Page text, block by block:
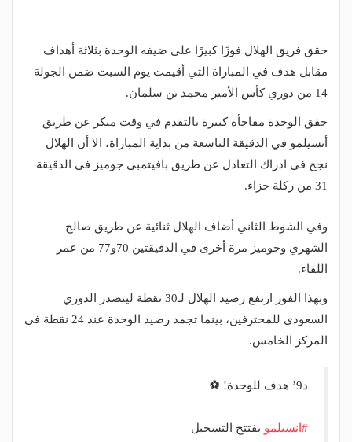
حقق فريق الهلال فوزًا كبيرًا على ضيفه الوحدة بثلاثة أهداف
مقابل هدف في المباراة التي أقيمت يوم السبت ضمن الجولة
14 من دوري كأس الأمير محمد بن سلمان.
حقق الوحدة مفاجأة كبيرة بالتقدم في وقت مبكر عن طريق
أنسيلمو في الدقيقة التاسعة من بداية المباراة، الا أن الهلال
نجح في ادراك التعادل عن طريق بافيتمبي جوميز في الدقيقة
31 من ركلة جزاء.
وفي الشوط الثاني أضاف الهلال ثنائية عن طريق صالح
الشهري وجوميز مرة أخرى في الدقيقتين 70و77 من عمر
اللقاء.
وبهذا الفوز ارتفع رصيد الهلال لـ30 نقطة ليتصدر الدوري
السعودي للمحترفين، بينما تجمد رصيد الوحدة عند 24 نقطة في
المركز الخامس.
د9’ هدف للوحدة! ⚽
#انسيلمو ⁩ يفتتح التسجيل